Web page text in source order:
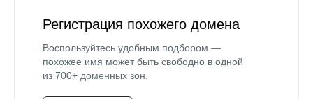
Регистрация похожего домена
Воспользуйтесь удобным подбором —
похожее имя может быть свободно в одной
из 700+ доменных зон.